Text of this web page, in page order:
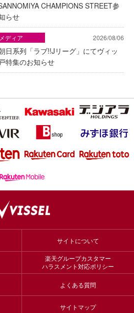
CHAMPIONS STREET参
らせ
2026/08/06
日系列「ラブ!!Jリーグ」にてヴィッ
特集のお知らせ
メディア
サイトについて
楽天グループカスタマー
ハラスメント対応ポリシー
よくある質問
サイトマップ